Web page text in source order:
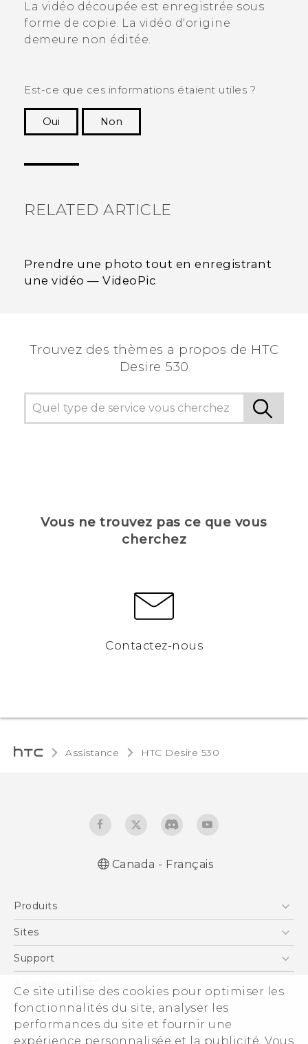
Ce site utilise des cookies pour optimiser les
fonctionnalités du site, analyser les
performances du site et fournir une
expérience personnalisée et la publicité. Vous
La vidéo découpée est enregistrée sous
forme de copie. La vidéo d'origine
demeure non éditée.
Est-ce que ces informations étaient utiles ?
Oui
Non
RELATED ARTICLE
Prendre une photo tout en enregistrant
une vidéo — VideoPic
Trouvez des thèmes a propos de HTC
Desire 530
Vous ne trouvez pas ce que vous
cherchez
Contactez-nous
Assistance HTC Desire 530‎
English - User manual
Canada - Français
Produits
5G
EXODUS
VIVE
VIVEPORT
Sites
HTC Dev
Support
Statut de la commande
Aide à la commande
À propos de HTC
ESG
Investisseurs (Anglais)